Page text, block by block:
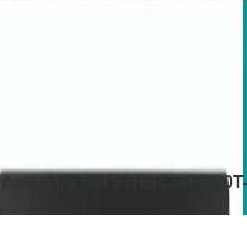
Set 9